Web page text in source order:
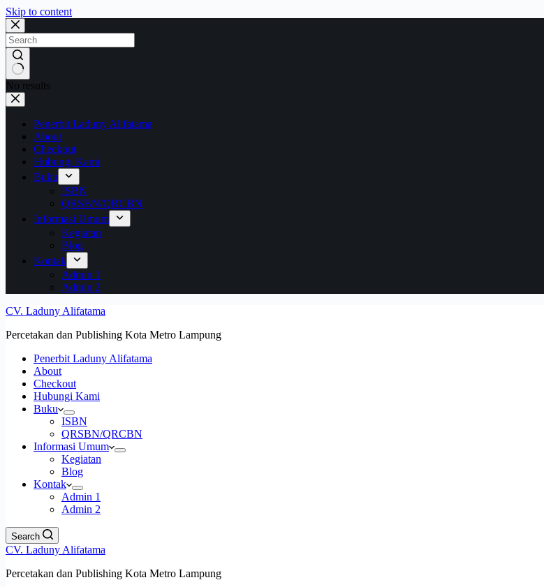
Skip to content
No results
Penerbit Laduny Alifatama
About
Checkout
Hubungi Kami
Buku
ISBN
QRSBN/QRCBN
Informasi Umum
Kegiatan
Blog
Kontak
Admin 1
Admin 2
CV. Laduny Alifatama
Percetakan dan Publishing Kota Metro Lampung
Penerbit Laduny Alifatama
About
Checkout
Hubungi Kami
Buku
ISBN
QRSBN/QRCBN
Informasi Umum
Kegiatan
Blog
Kontak
Admin 1
Admin 2
Search
CV. Laduny Alifatama
Percetakan dan Publishing Kota Metro Lampung